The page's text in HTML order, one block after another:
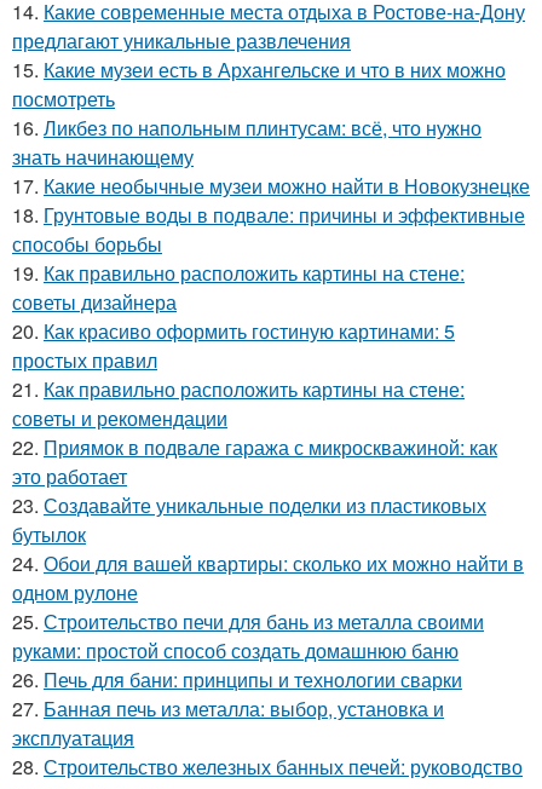
14. Какие современные места отдыха в Ростове-на-Дону
предлагают уникальные развлечения
15. Какие музеи есть в Архангельске и что в них можно
посмотреть
16. Ликбез по напольным плинтусам: всё, что нужно
знать начинающему
17. Какие необычные музеи можно найти в Новокузнецке
18. Грунтовые воды в подвале: причины и эффективные
способы борьбы
19. Как правильно расположить картины на стене:
советы дизайнера
20. Как красиво оформить гостиную картинами: 5
простых правил
21. Как правильно расположить картины на стене:
советы и рекомендации
22. Приямок в подвале гаража с микроскважиной: как
это работает
23. Создавайте уникальные поделки из пластиковых
бутылок
24. Обои для вашей квартиры: сколько их можно найти в
одном рулоне
25. Строительство печи для бань из металла своими
руками: простой способ создать домашнюю баню
26. Печь для бани: принципы и технологии сварки
27. Банная печь из металла: выбор, установка и
эксплуатация
28. Строительство железных банных печей: руководство